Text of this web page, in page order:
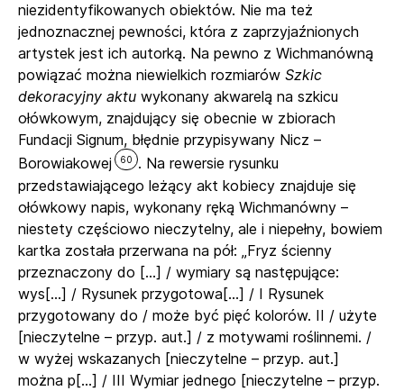
niezidentyfikowanych obiektów. Nie ma też
jednoznacznej pewności, która z zaprzyjaźnionych
artystek jest ich autorką. Na pewno z Wichmanówną
powiązać można niewielkich rozmiarów Szkic
dekoracyjny aktu wykonany akwarelą na szkicu
ołówkowym, znajdujący się obecnie w zbiorach
Fundacji Signum, błędnie przypisywany Nicz –
Borowiakowej
60
. Na rewersie rysunku
przedstawiającego leżący akt kobiecy znajduje się
ołówkowy napis, wykonany ręką Wichmanówny –
niestety częściowo nieczytelny, ale i niepełny, bowiem
kartka została przerwana na pół: „Fryz ścienny
przeznaczony do […] / wymiary są następujące:
wys[…] / Rysunek przygotowa[…] / I Rysunek
przygotowany do / może być pięć kolorów. II / użyte
[nieczytelne – przyp. aut.] / z motywami roślinnemi. /
w wyżej wskazanych [nieczytelne – przyp. aut.]
można p[…] / III Wymiar jednego [nieczytelne – przyp.